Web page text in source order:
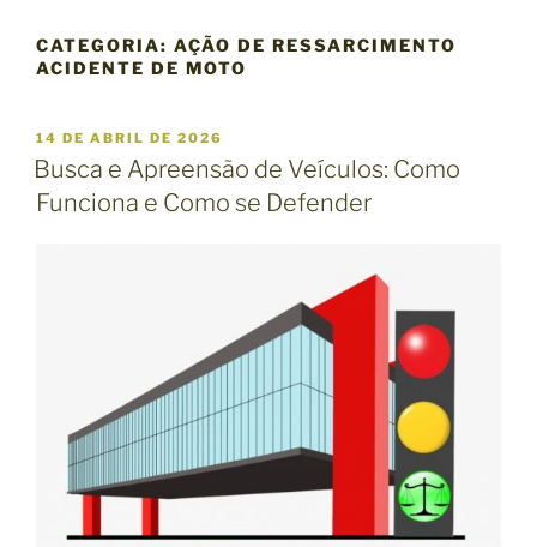
CATEGORIA: AÇÃO DE RESSARCIMENTO
ACIDENTE DE MOTO
P
U
B
L
14 DE ABRIL DE 2026
Busca e Apreensão de Veículos: Como
Funciona e Como se Defender